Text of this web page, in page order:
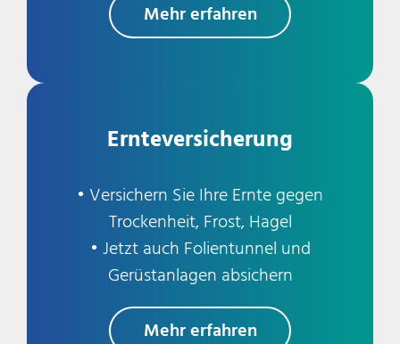
Mehr erfahren
Ernteversicherung
• Versichern Sie Ihre Ernte gegen
Trockenheit, Frost, Hagel
• Jetzt auch Folientunnel und
Gerüstanlagen absichern
Mehr erfahren